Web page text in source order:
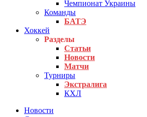
Чемпионат Украины
Команды
БАТЭ
Хоккей
Разделы
Статьи
Новости
Матчи
Турниры
Экстралига
КХЛ
Новости